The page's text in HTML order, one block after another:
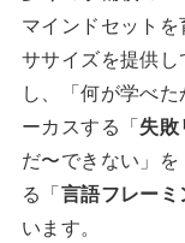
マインドセット
ササイズを提供
し、「何が学べ
ーカスする「失
だ〜できない」
る「言語フレーミ
います。